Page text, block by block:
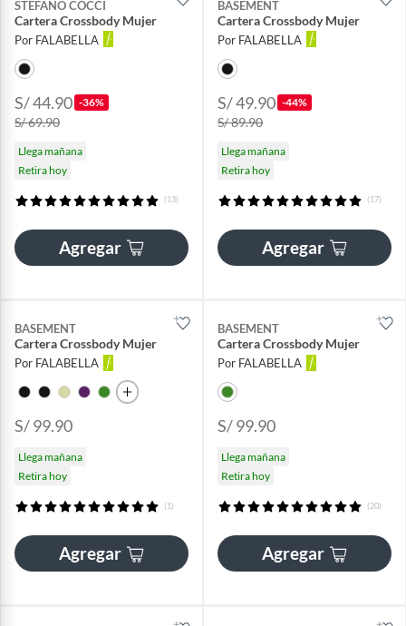
STEFANO COCCI
Cartera Crossbody Mujer
Por FALABELLA
S/ 44.90 -36%
S/ 69.90
Llega mañana
Retira hoy
(13)
Agregar
BASEMENT
Cartera Crossbody Mujer
Por FALABELLA
S/ 49.90 -44%
S/ 89.90
Llega mañana
Retira hoy
(17)
Agregar
BASEMENT
Cartera Crossbody Mujer
Por FALABELLA
S/ 99.90
Llega mañana
Retira hoy
(1)
Agregar
BASEMENT
Cartera Crossbody Mujer
Por FALABELLA
S/ 99.90
Llega mañana
Retira hoy
(20)
Agregar